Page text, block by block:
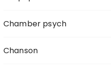
Chamber psych
Chanson